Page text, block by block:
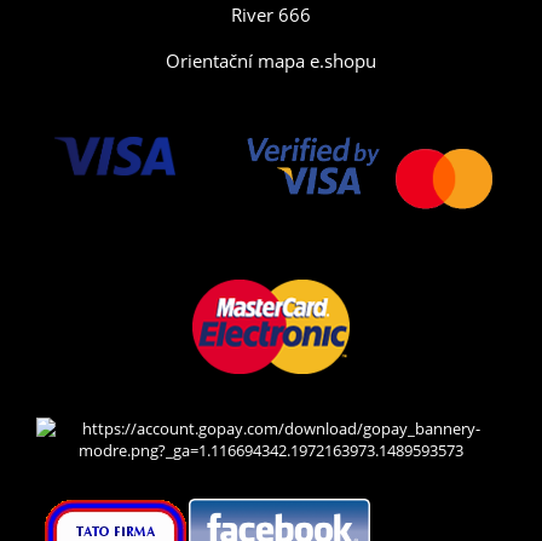
River 666
Orientační mapa e.shopu